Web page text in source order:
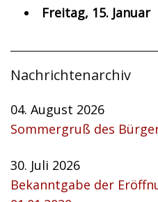
Freitag, 15. Januar
Nachrichtenarchiv
04. August 2026
Sommergruß des
30. Juli 2026
Bekanntgabe der